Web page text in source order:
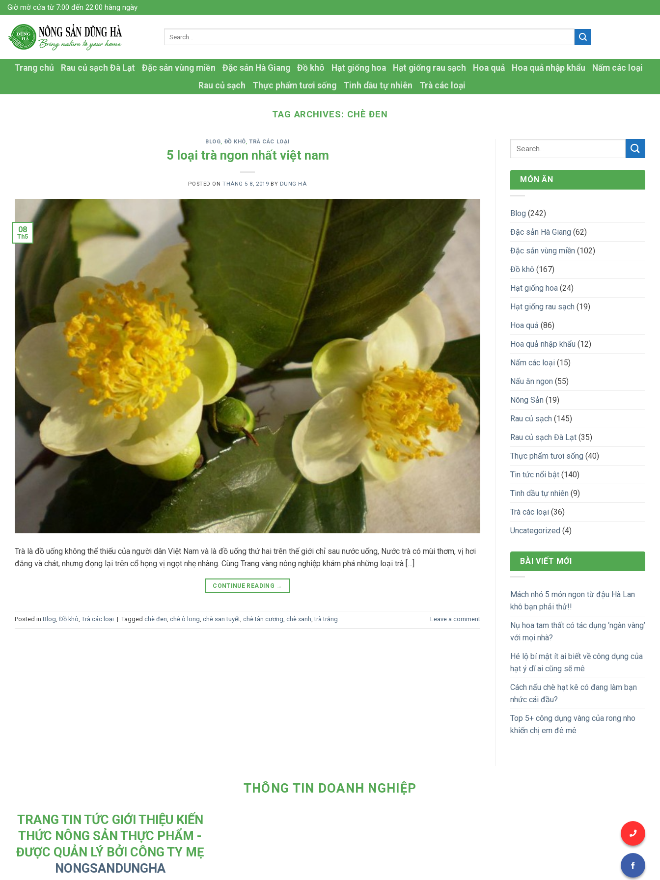
Skip
to
content
Giờ mờ cửa từ 7:00 đến 22:00 hàng ngày
Trang chủ Rau củ sạch Đà Lạt Đặc sản vùng miền Đặc sản Hà Giang Đồ khô Hạt giống hoa Hạt giống rau sạch Hoa quả Hoa quả nhập khẩu
Nấm các loại
Rau củ sạch
Thực phẩm tươi sống Tinh dầu tự nhiên Trà các loại
TAG ARCHIVES: CHÈ ĐEN
BLOG, ĐỒ KHÔ,TRÀ CÁC LOẠI
5 loại trà ngon nhất việt nam
POSTED ONTHÁNG 5 8, 2019 BY DUNG HÀ
08
Th5
Trà là đồ uống không thể thiếu của người dân Việt Nam và là đồ uống thứ hai trên thế giới chỉ sau nước uống, Nước trà có mùi thơm, vị hơi
đắng và chát, nhưng đọng lại trên cổ họng vị ngọt nhẹ nhàng. Cùng Trang vàng nông nghiệp khám phá những loại trà […]
CONTINUE READING →
Posted in Blog, Đồ khô, Trà các loại | Tagged chè đen, chè ô long, chè san tuyết, chè tân cương, chè xanh,trà trắng Leave a comment
MÓN ĂN
Blog (242)
Đặc sản Hà Giang (62)
Đặc sản vùng miền (102)
Đồ khô (167)
Hạt giống hoa (24)
Hạt giống rau sạch (19)
Hoa quả (86)
Hoa quả nhập khẩu (12)
Nấm các loại (15)
Nấu ăn ngon (55)
Nông Sản (19)
Rau củ sạch (145)
Rau củ sạch Đà Lạt (35)
Thực phẩm tươi sống (40)
Tin tức nổi bật (140)
Tinh dầu tự nhiên (9)
Trà các loại (36)
Uncategorized (4)
BÀI VIẾT MỚI
Mách nhỏ 5 món ngon từ đậu Hà Lan
khô bạn phải thử!!
Nụ hoa tam thất có tác dụng ‘ngàn vàng’
với mọi nhà?
Hé lộ bí mật ít ai biết về công dụng của
hạt ý dĩ ai cũng sẽ mê
Cách nấu chè hạt kê có đang làm bạn
nhức cái đầu?
Top 5+ công dụng vàng của rong nho
khiến chị em đê mê
THÔNG TIN DOANH NGHIỆP
TRANG TIN TỨC GIỚI THIỆU KIẾN
THỨC NÔNG SẢN THỰC PHẨM -
ĐƯỢC QUẢN LÝ BỞI CÔNG TY MẸ
NONGSANDUNGHA